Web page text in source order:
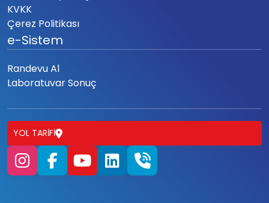
KVKK
Çerez Politikası
e-Sistem
Randevu Al
Laboratuvar Sonuç
YOL TARIFI